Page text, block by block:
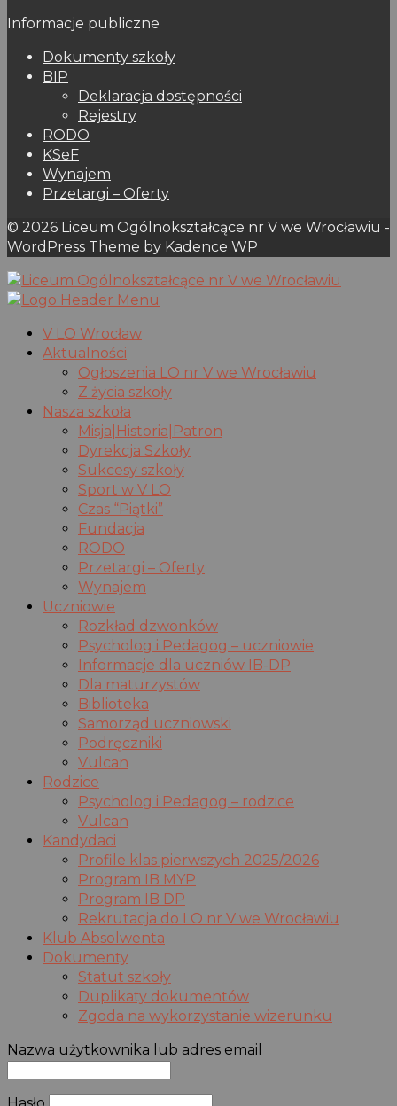
Informacje publiczne
Dokumenty szkoły
BIP
Deklaracja dostępności
Rejestry
RODO
KSeF
Wynajem
Przetargi – Oferty
© 2026 Liceum Ogólnokształcące nr V we Wrocławiu -
WordPress Theme by Kadence WP
V LO Wrocław
Aktualności
Ogłoszenia LO nr V we Wrocławiu
Z życia szkoły
Nasza szkoła
Misja|Historia|Patron
Dyrekcja Szkoły
Sukcesy szkoły
Sport w V LO
Czas “Piątki”
Fundacja
RODO
Przetargi – Oferty
Wynajem
Uczniowie
Rozkład dzwonków
Psycholog i Pedagog – uczniowie
Informacje dla uczniów IB-DP
Dla maturzystów
Biblioteka
Samorząd uczniowski
Podręczniki
Vulcan
Rodzice
Psycholog i Pedagog – rodzice
Vulcan
Kandydaci
Profile klas pierwszych 2025/2026
Program IB MYP
Program IB DP
Rekrutacja do LO nr V we Wrocławiu
Klub Absolwenta
Dokumenty
Statut szkoły
Duplikaty dokumentów
Zgoda na wykorzystanie wizerunku
Nazwa użytkownika lub adres email